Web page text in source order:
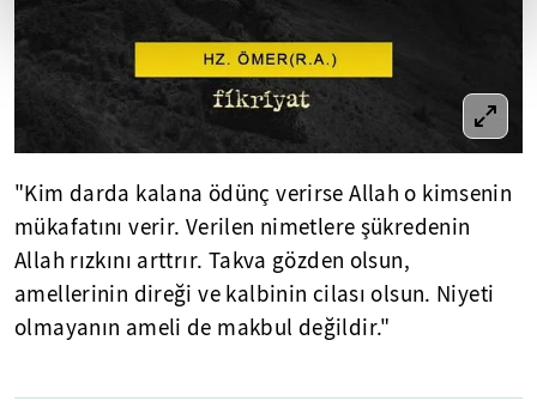
"Kim darda kalana ödünç verirse Allah o kimsenin
mükafatını verir. Verilen nimetlere şükredenin
Allah rızkını arttrır. Takva gözden olsun,
amellerinin direği ve kalbinin cilası olsun. Niyeti
olmayanın ameli de makbul değildir."